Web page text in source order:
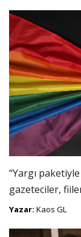
“Yargı
gazeteciler,
Yazar: Kaos GL